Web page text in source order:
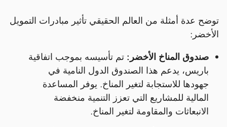
توضح عدة أمثلة من العالم الحقيقي تأثير مبادرات التمويل
الأخضر:
صندوق المناخ الأخضر: تم تأسيسه بموجب اتفاقية
باريس، يدعم هذا الصندوق الدول النامية في
جهودها للاستجابة لتغير المناخ. يوفر المساعدة
المالية للمشاريع التي تعزز التنمية منخفضة
الانبعاثات والمقاومة لتغير المناخ.